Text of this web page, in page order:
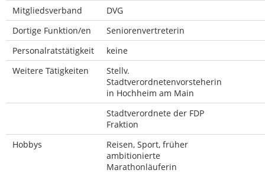
Mitgliedsverband
DVG
Dortige Funktion/en
Seniorenvertreterin
Personalratstätigkeit
keine
Weitere Tätigkeiten
Stellv.
Stadtverordnetenvorsteherin
in Hochheim am Main
Stadtverordnete der FDP
Fraktion
Hobbys
Reisen, Sport, früher
ambitionierte
Marathonläuferin